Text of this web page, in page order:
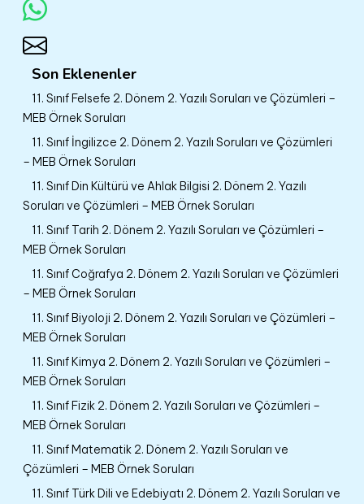
Son Eklenenler
11. Sınıf Felsefe 2. Dönem 2. Yazılı Soruları ve Çözümleri –
MEB Örnek Soruları
11. Sınıf İngilizce 2. Dönem 2. Yazılı Soruları ve Çözümleri
– MEB Örnek Soruları
11. Sınıf Din Kültürü ve Ahlak Bilgisi 2. Dönem 2. Yazılı
Soruları ve Çözümleri – MEB Örnek Soruları
11. Sınıf Tarih 2. Dönem 2. Yazılı Soruları ve Çözümleri –
MEB Örnek Soruları
11. Sınıf Coğrafya 2. Dönem 2. Yazılı Soruları ve Çözümleri
– MEB Örnek Soruları
11. Sınıf Biyoloji 2. Dönem 2. Yazılı Soruları ve Çözümleri –
MEB Örnek Soruları
11. Sınıf Kimya 2. Dönem 2. Yazılı Soruları ve Çözümleri –
MEB Örnek Soruları
11. Sınıf Fizik 2. Dönem 2. Yazılı Soruları ve Çözümleri –
MEB Örnek Soruları
11. Sınıf Matematik 2. Dönem 2. Yazılı Soruları ve
Çözümleri – MEB Örnek Soruları
11. Sınıf Türk Dili ve Edebiyatı 2. Dönem 2. Yazılı Soruları ve